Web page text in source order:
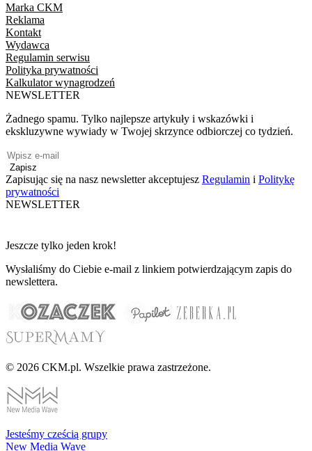
Marka CKM
Reklama
Kontakt
Wydawca
Regulamin serwisu
Polityka prywatności
Kalkulator wynagrodzeń
NEWSLETTER
Żadnego spamu. Tylko najlepsze artykuły i wskazówki i
ekskluzywne wywiady w Twojej skrzynce odbiorczej co tydzień.
Zapisz
Zapisując się na nasz newsletter akceptujesz Regulamin i Politykę
prywatności
NEWSLETTER
Jeszcze tylko jeden krok!
Wysłaliśmy do Ciebie e-mail z linkiem potwierdzającym zapis do
newslettera.
© 2026 CKM.pl. Wszelkie prawa zastrzeżone.
Jesteśmy cześcią grupy
New Media Wave